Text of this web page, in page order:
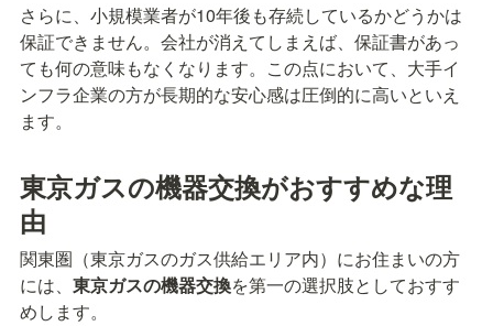
さらに、小規模業者が10年後も存続しているかどうかは
保証できません。会社が消えてしまえば、保証書があっ
ても何の意味もなくなります。この点において、大手イ
ンフラ企業の方が長期的な安心感は圧倒的に高いといえ
ます。
東京ガスの機器交換がおすすめな理
由
関東圏（東京ガスのガス供給エリア内）にお住まいの方
には、 東京ガスの機器交換を第一の選択肢としておすす
めします。